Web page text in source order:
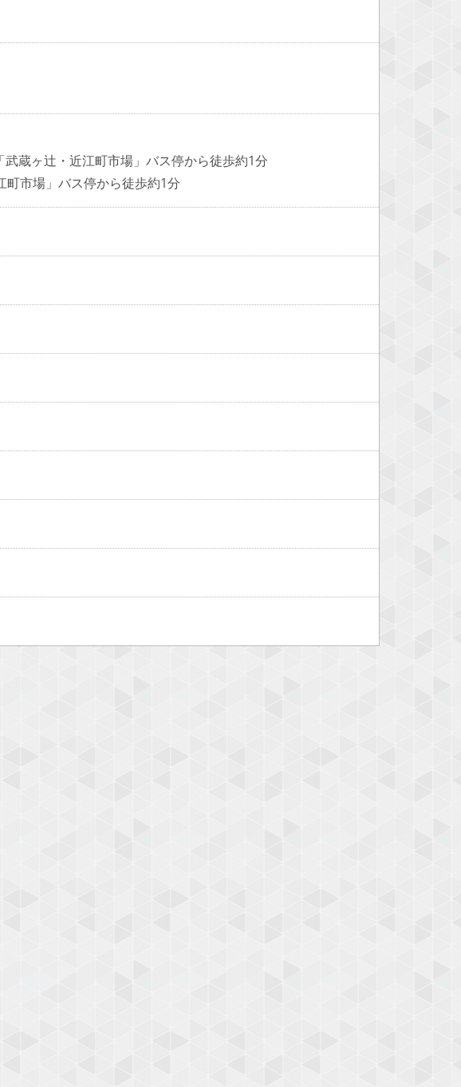
蔵ヶ辻・近江町市場」バス停から徒歩約1分
市場」バス停から徒歩約1分